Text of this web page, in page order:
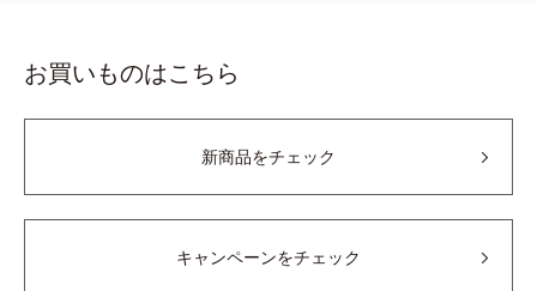
お買いものはこちら
新商品をチェック
キャンペーンをチェック